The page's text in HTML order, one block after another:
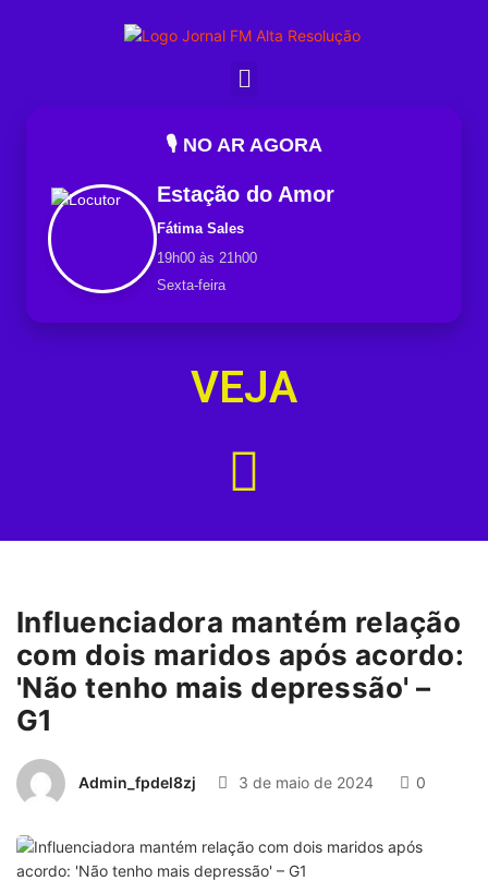
🎙️ NO AR AGORA
Estação do Amor
Fátima Sales
19h00 às 21h00
Sexta-feira
VEJA
Influenciadora mantém relação
com dois maridos após acordo:
'Não tenho mais depressão' –
G1
Admin_fpdel8zj 3 de maio de 2024 0